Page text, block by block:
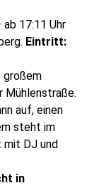
ab 17:11 Uhr
Eintritt:
großem
Mühlenstraße.
auf, einen
steht im
mit DJ und
in